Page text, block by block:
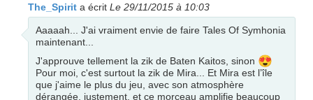
The_Spirit a écrit Le 29/11/2015 à 10:03
Aaaaah... J'ai vraiment envie de faire Tales Of Symhonia
maintenant...
J'approuve tellement la zik de Baten Kaitos, sinon 😍
Pour moi, c'est surtout la zik de Mira... Et Mira est l’île
que j'aime le plus du jeu, avec son atmosphère
dérangée, justement, et ce morceau amplifie beaucoup